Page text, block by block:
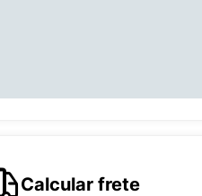
Calcular frete